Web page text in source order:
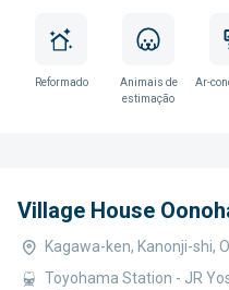
Reformado
Animais de
estimação
Ar-
Village House
Kagawa-ken, Kanonji-shi,
Toyohama Station - JR